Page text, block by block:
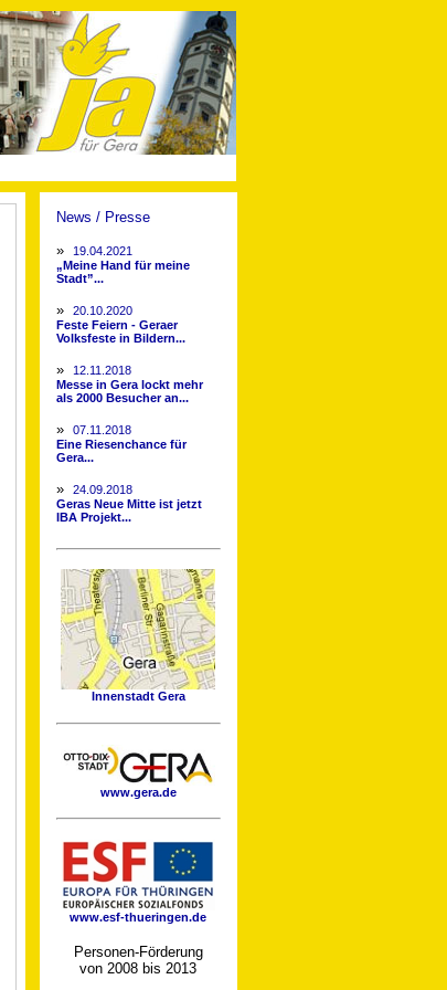
News / Presse
»
19.04.2021
„Meine Hand für meine
Stadt”...
»
20.10.2020
Feste Feiern - Geraer
Volksfeste in Bildern...
»
12.11.2018
Messe in Gera lockt mehr
als 2000 Besucher an...
»
07.11.2018
Eine Riesenchance für
Gera...
»
24.09.2018
Geras Neue Mitte ist jetzt
IBA Projekt...
Innenstadt Gera
www.gera.de
www.esf-thueringen.de
Personen-Förderung
von 2008 bis 2013